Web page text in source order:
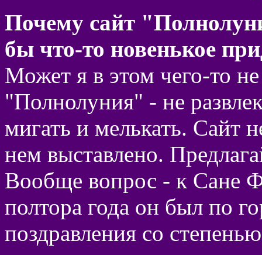
Почему сайт
бы что-то новенькое
Может я в этом чего-то
"Полнолуния" - не
мигать и мелькать. Сайт
нем выставлено.
Вообще вопрос - к Сане
полтора года он был по
поздравления со